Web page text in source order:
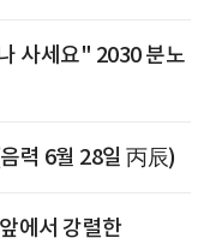
사세요" 2030 분노
력 6월 28일 丙辰)
에서 강렬한